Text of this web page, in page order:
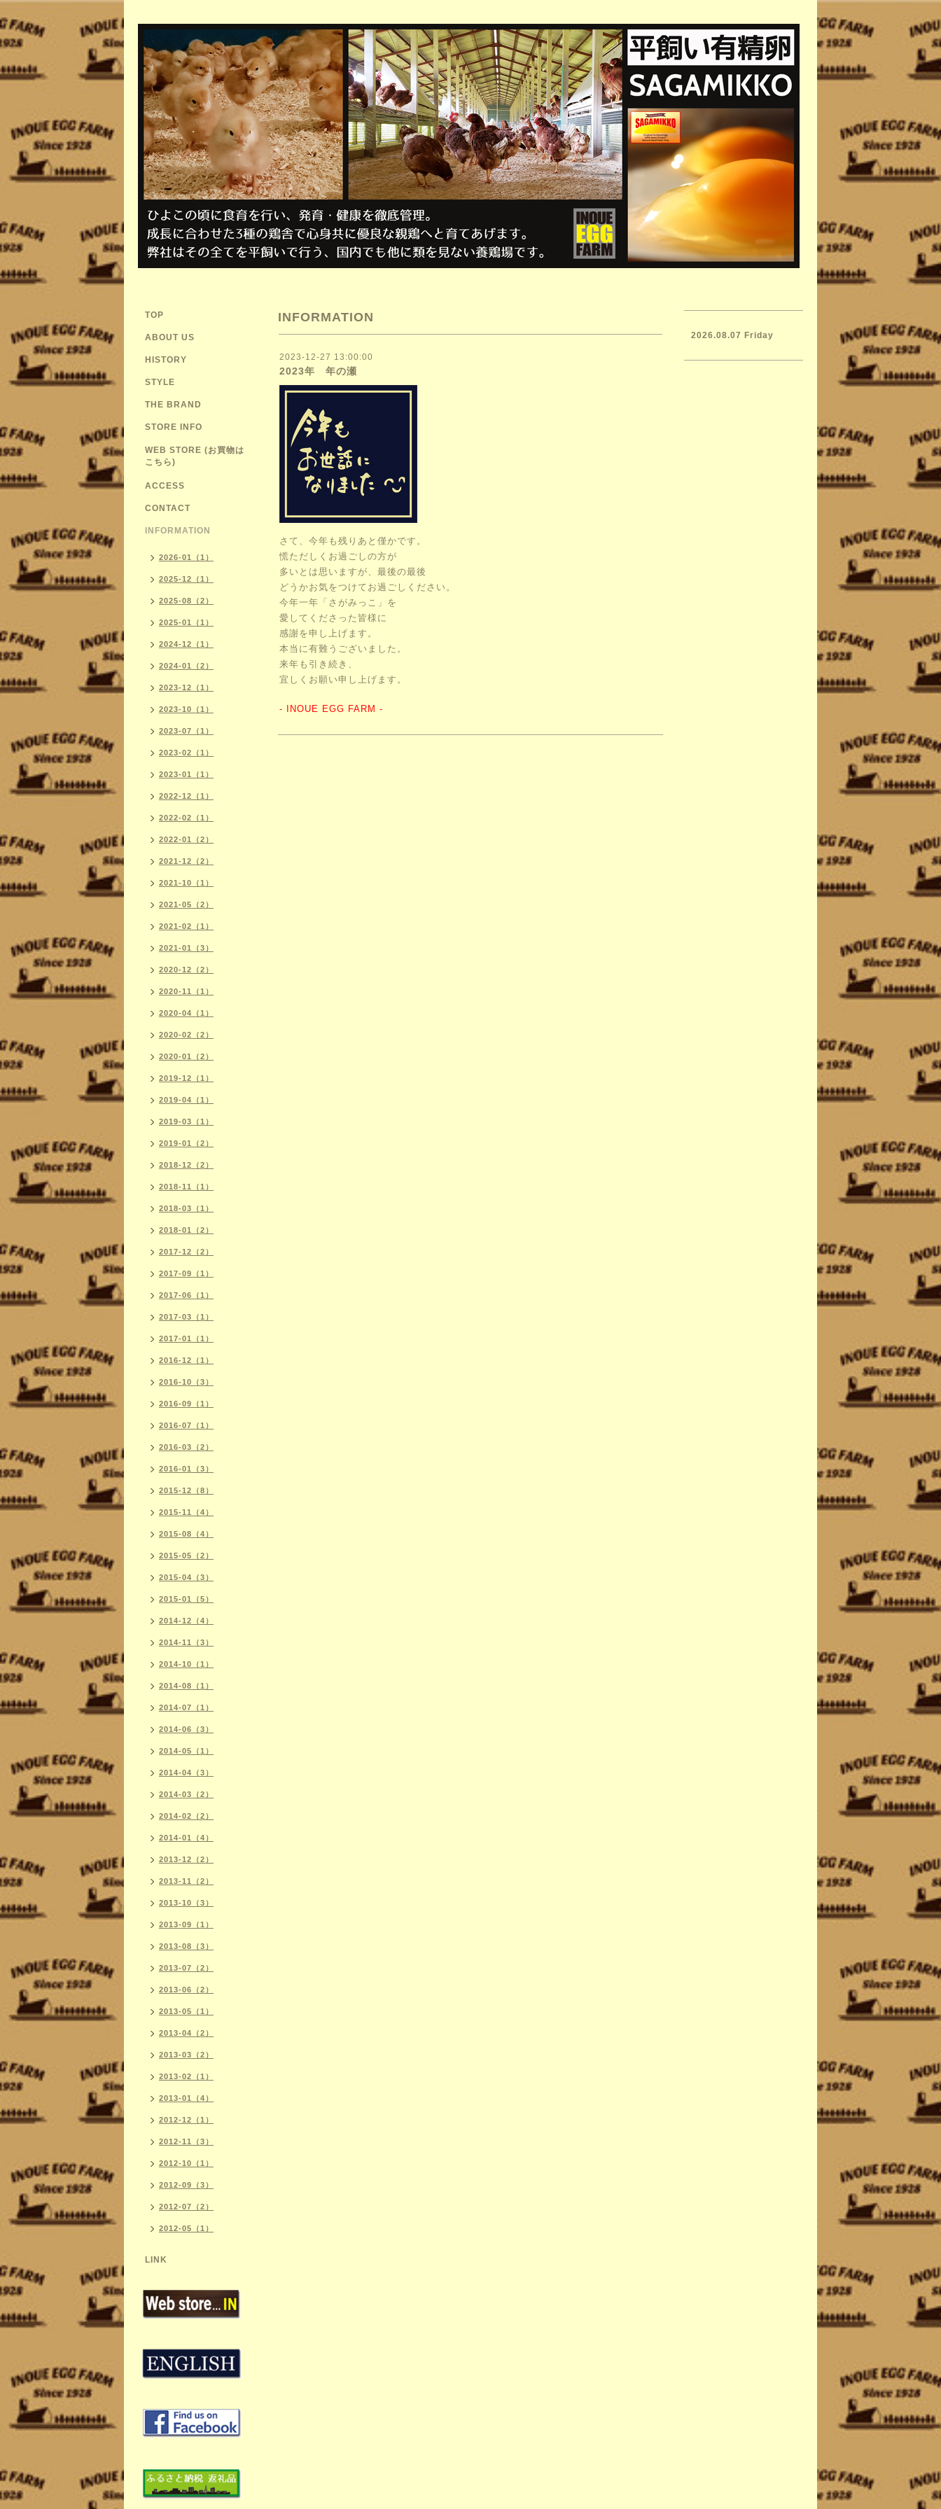
INFORMATION
2023-12-27 13:00:00
2023年 年の瀬
さて、今年も残りあと僅かです。
慌ただしくお過ごしの方が
多いとは思いますが、最後の最後
どうかお気をつけてお過ごしください。
今年一年「さがみっこ」を
愛してくださった 皆様に
感謝を申し上げます。
本当に有難うございました。
来年も引き続き、
宜しくお願い申し上げます。
- INOUE EGG FARM -
TOP
ABOUT US
HISTORY
STYLE
THE BRAND
STORE INFO
WEB STORE (お買物は
こちら)
ACCESS
CONTACT
INFORMATION
2026-01（1）
2025-12（1）
2025-08（2）
2025-01（1）
2024-12（1）
2024-01（2）
2023-12（1）
2023-10（1）
2023-07（1）
2023-02（1）
2023-01（1）
2022-12（1）
2022-02（1）
2022-01（2）
2021-12（2）
2021-10（1）
2021-05（2）
2021-02（1）
2021-01（3）
2020-12（2）
2020-11（1）
2020-04（1）
2020-02（2）
2020-01（2）
2019-12（1）
2019-04（1）
2019-03（1）
2019-01（2）
2018-12（2）
2018-11（1）
2018-03（1）
2018-01（2）
2017-12（2）
2017-09（1）
2017-06（1）
2017-03（1）
2017-01（1）
2016-12（1）
2016-10（3）
2016-09（1）
2016-07（1）
2016-03（2）
2016-01（3）
2015-12（8）
2015-11（4）
2015-08（4）
2015-05（2）
2015-04（3）
2015-01（5）
2014-12（4）
2014-11（3）
2014-10（1）
2014-08（1）
2014-07（1）
2014-06（3）
2014-05（1）
2014-04（3）
2014-03（2）
2014-02（2）
2014-01（4）
2013-12（2）
2013-11（2）
2013-10（3）
2013-09（1）
2013-08（3）
2013-07（2）
2013-06（2）
2013-05（1）
2013-04（2）
2013-03（2）
2013-02（1）
2013-01（4）
2012-12（1）
2012-11（3）
2012-10（1）
2012-09（3）
2012-07（2）
2012-05（1）
LINK
2026.08.07 Friday